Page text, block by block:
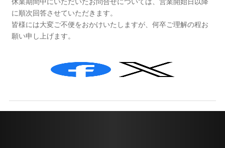
に順次回答させていただきます。
皆様には大変ご不便をおかけいたしますが、何卒ご理解の程お
願い申し上げます。